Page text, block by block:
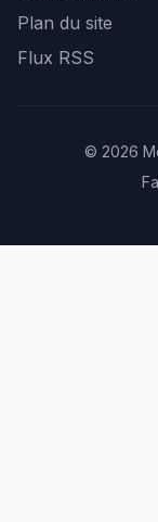
Plan du site
Flux RSS
© 2026